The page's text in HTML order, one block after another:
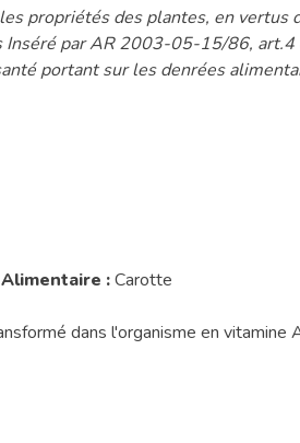
propriétés des plantes, en
par AR 2003-05-15/86,
portant sur les denrées
:Carotte
dans l'organisme en vitamine